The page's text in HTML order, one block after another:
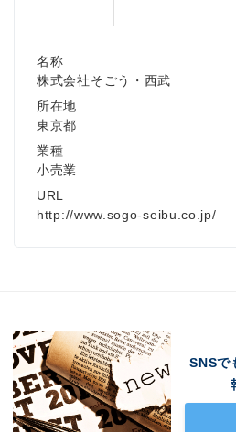
名称
株式会社そごう・西武
所在地
東京都
業種
小売業
URL
http://www.sogo-seibu.co.jp/
SNSで
Japanese